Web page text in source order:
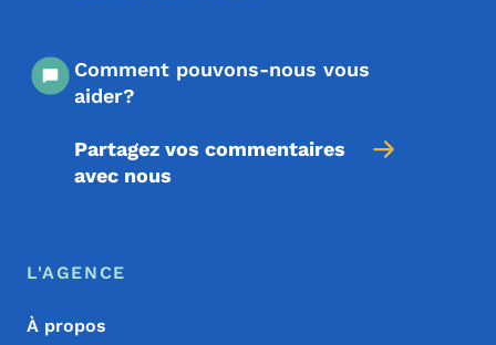
Comment pouvons-nous vous
aider?
Partagez vos commentaires
avec nous
Menu de pied de page
Footer
L'AGENCE
À propos